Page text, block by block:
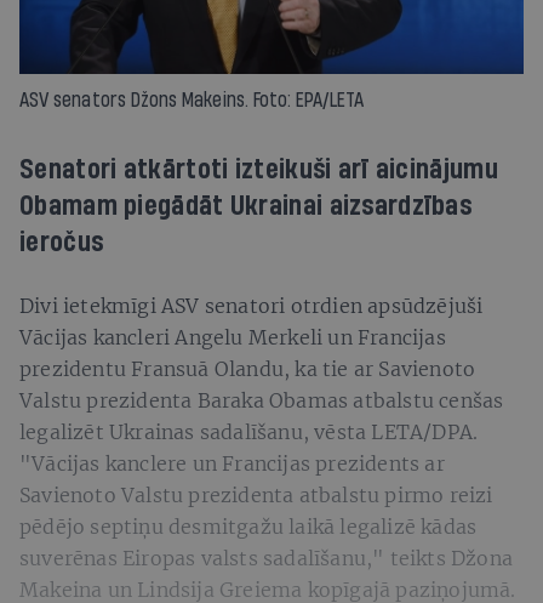
ASV senators Džons Makeins. Foto: EPA/LETA
Senatori atkārtoti izteikuši arī aicinājumu
Obamam piegādāt Ukrainai aizsardzības
ieročus
Divi ietekmīgi ASV senatori otrdien apsūdzējuši
Vācijas kancleri Angelu Merkeli un Francijas
prezidentu Fransuā Olandu, ka tie ar Savienoto
Valstu prezidenta Baraka Obamas atbalstu cenšas
legalizēt Ukrainas sadalīšanu, vēsta LETA/DPA.
"Vācijas kanclere un Francijas prezidents ar
Savienoto Valstu prezidenta atbalstu pirmo reizi
pēdējo septiņu desmitgažu laikā legalizē kādas
suverēnas Eiropas valsts sadalīšanu," teikts Džona
Makeina un Lindsija Greiema kopīgajā paziņojumā.